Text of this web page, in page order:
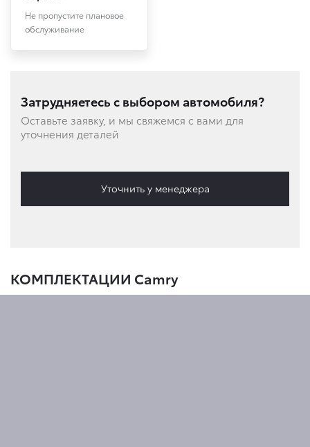
Не пропустите плановое
обслуживание
Затрудняетесь с выбором автомобиля?
Оставьте заявку, и мы свяжемся с вами для
уточнения деталей
Уточнить у менеджера
КОМПЛЕКТАЦИИ Camry